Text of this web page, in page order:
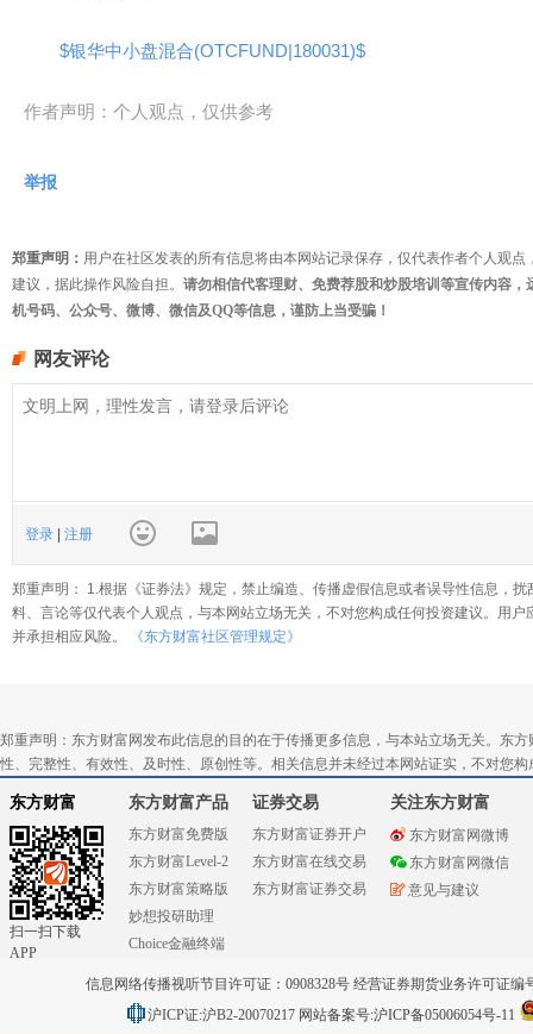
$银华中小盘混合(OTCFUND|180031)$
作者声明：个人观点，仅供参考
举报
郑重声明： 用户在社区发表的所有信息将由本网站记录保存，仅代表作者个人观
建议，据此操作风险自担。 请勿相信代客理财、免费荐股和炒股培训等宣传内容
机号码、公众号、微博、微信及QQ等信息，谨防上当受骗！
网友评论
登录 注册
郑重声明： 1.根据《证券法》规定，禁止编造、传播虚假信息或者误导性信息，
料、言论等仅代表个人观点，与本网站立场无关，不对您构成任何投资建议。用
并承担相应风险。
《东方财富社区管理规定》
郑重声明：东方财富网发布此信息的目的在于传播更多信息，与本站立场无关。东
性、完整性、有效性、及时性、原创性等。相关信息并未经过本网站证实，不对您
东方财富
扫一扫下载
APP
东方财富产品
东方财富免费版
东方财富Level-2
东方财富策略版
妙想投研助理
Choice金融终端
证券交易
东方财富证券开户
东方财富在线交易
东方财富证券交易
关注东方财富
东方财富网微博
东方财富网微信
意见与建议
信息网络传播视听节目许可证：0908328号 经营证券期货业务许可证编
沪ICP证:沪B2-20070217 网站备案号:沪ICP备05006054号-11